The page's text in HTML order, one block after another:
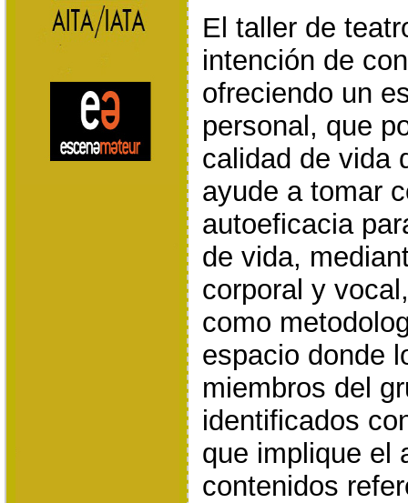
El taller de
intención de
ofreciendo un
personal, que
calidad de vida
ayude a tomar
autoeficacia
de vida,
corporal y
como
espacio donde
miembros del
identificados
que implique el
contenidos